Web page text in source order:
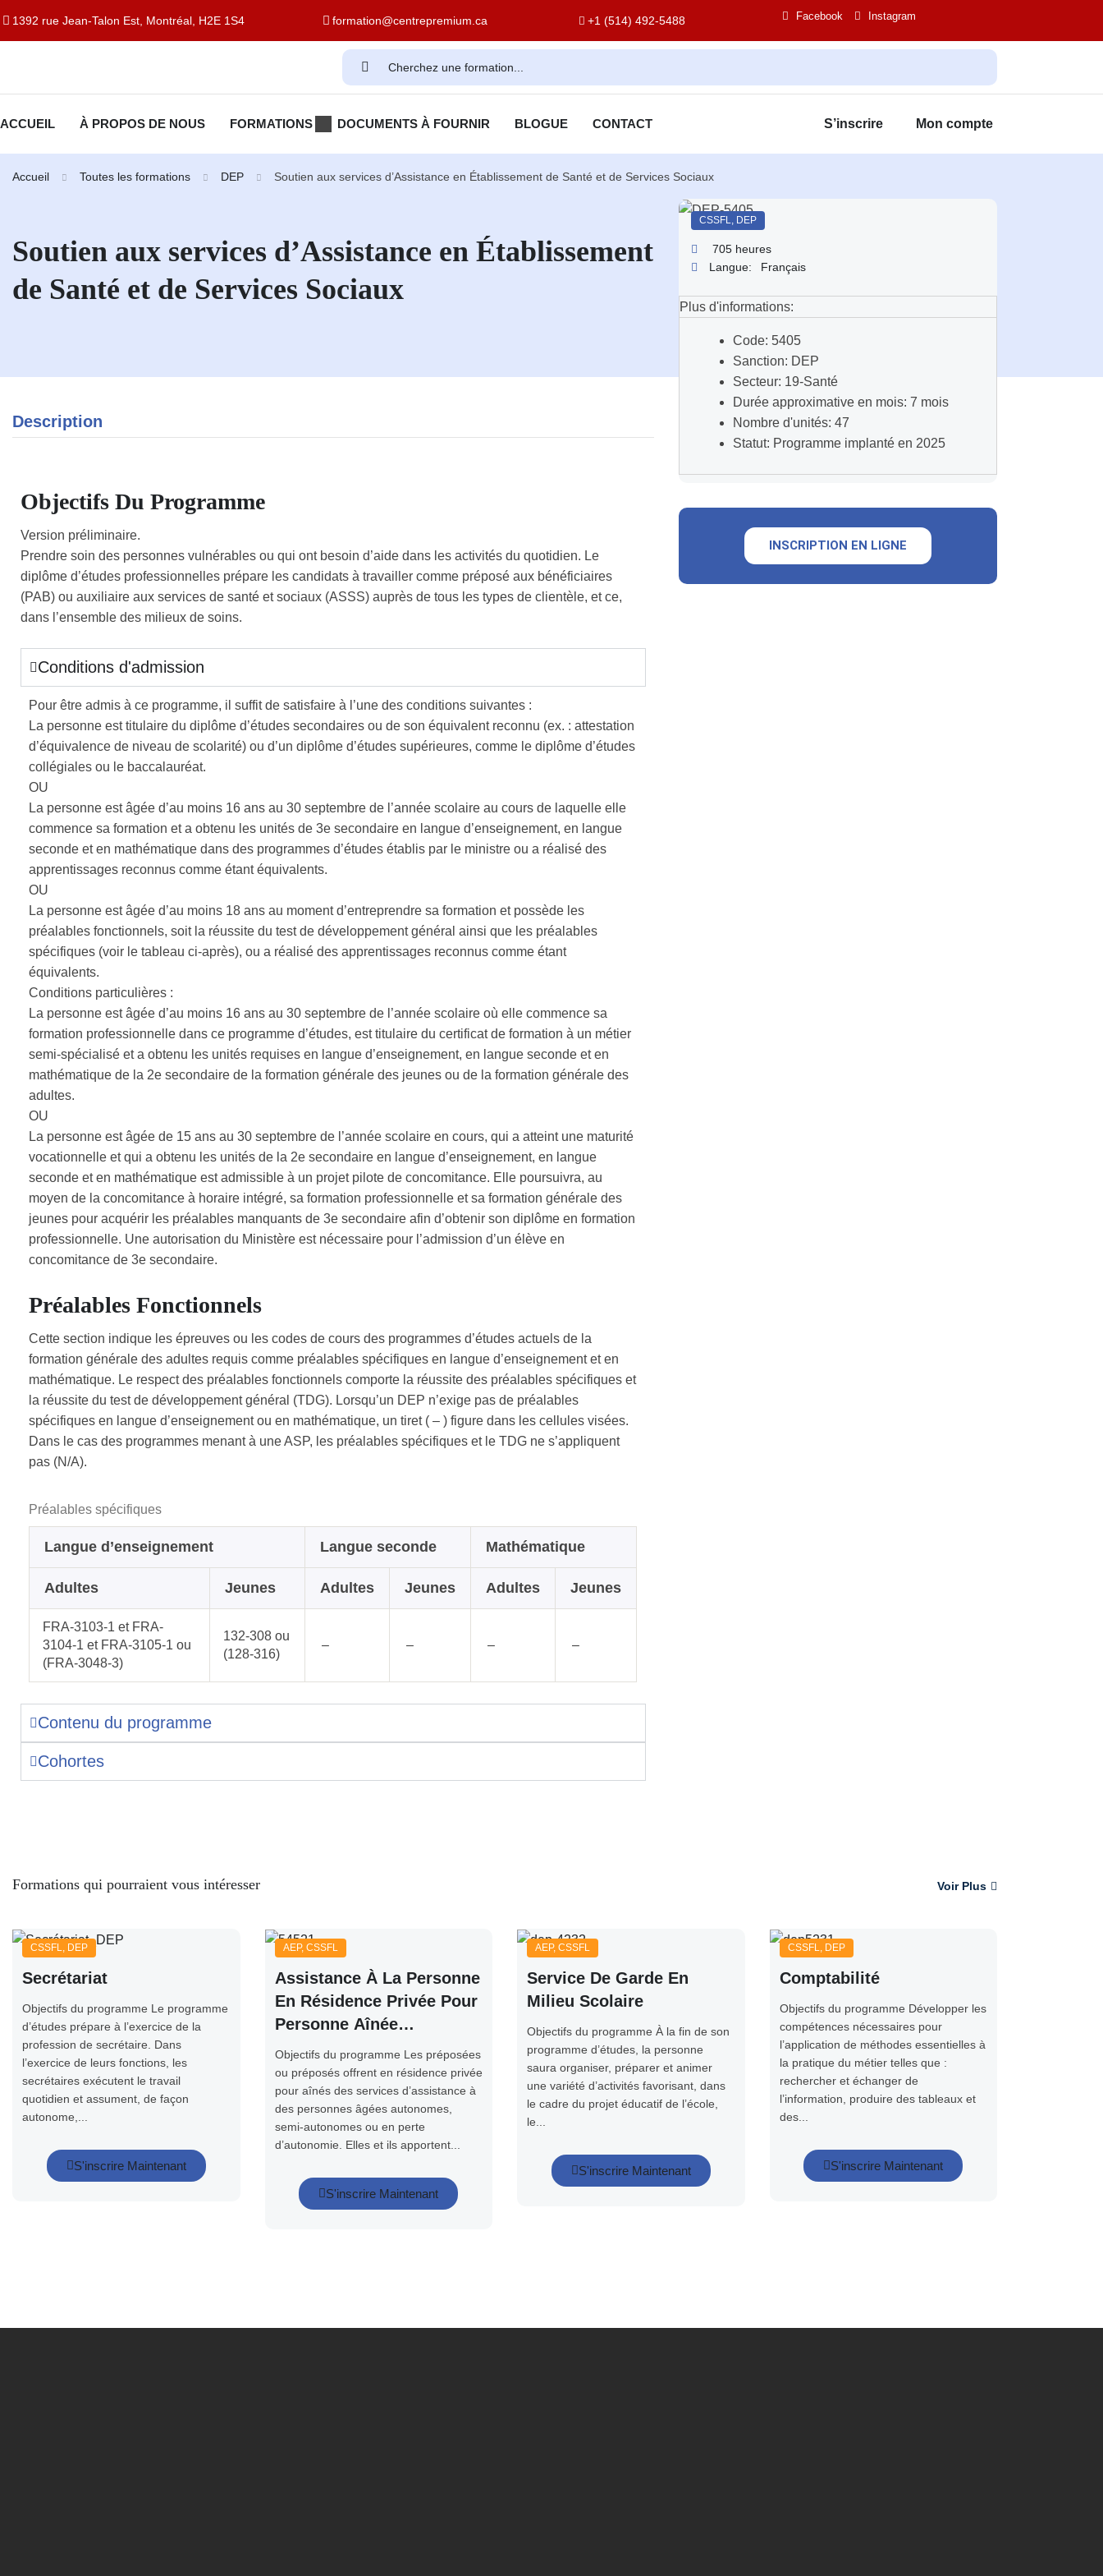
1392 rue Jean-Talon Est, Montréal, H2E 1S4 formation@centrepremium.ca +1 (514) 492-5488 Facebook Instagram
ACCUEIL À PROPOS DE NOUS FORMATIONS DOCUMENTS À FOURNIR BLOGUE CONTACT S’inscrire Mon compte
Accueil Toutes les formations DEP Soutien aux services d’Assistance en Établissement de Santé et de Services Sociaux
Soutien aux services d’Assistance en Établissement
de Santé et de Services Sociaux
Description
Objectifs Du Programme
Version préliminaire.
Prendre soin des personnes vulnérables ou qui ont besoin d’aide dans les activités du quotidien. Le
diplôme d’études professionnelles prépare les candidats à travailler comme préposé aux bénéficiaires
(PAB) ou auxiliaire aux services de santé et sociaux (ASSS) auprès de tous les types de clientèle, et ce,
dans l’ensemble des milieux de soins.
Conditions d'admission
Pour être admis à ce programme, il suffit de satisfaire à l’une des conditions suivantes :
La personne est titulaire du diplôme d’études secondaires ou de son équivalent reconnu (ex. : attestation
d’équivalence de niveau de scolarité) ou d’un diplôme d’études supérieures, comme le diplôme d’études
collégiales ou le baccalauréat.
OU
La personne est âgée d’au moins 16 ans au 30 septembre de l’année scolaire au cours de laquelle elle
commence sa formation et a obtenu les unités de 3e secondaire en langue d’enseignement, en langue
seconde et en mathématique dans des programmes d’études établis par le ministre ou a réalisé des
apprentissages reconnus comme étant équivalents.
OU
La personne est âgée d’au moins 18 ans au moment d’entreprendre sa formation et possède les
préalables fonctionnels, soit la réussite du test de développement général ainsi que les préalables
spécifiques (voir le tableau ci-après), ou a réalisé des apprentissages reconnus comme étant
équivalents.
Conditions particulières :
La personne est âgée d’au moins 16 ans au 30 septembre de l’année scolaire où elle commence sa
formation professionnelle dans ce programme d’études, est titulaire du certificat de formation à un métier
semi-spécialisé et a obtenu les unités requises en langue d’enseignement, en langue seconde et en
mathématique de la 2e secondaire de la formation générale des jeunes ou de la formation générale des
adultes.
OU
La personne est âgée de 15 ans au 30 septembre de l’année scolaire en cours, qui a atteint une maturité
vocationnelle et qui a obtenu les unités de la 2e secondaire en langue d’enseignement, en langue
seconde et en mathématique est admissible à un projet pilote de concomitance. Elle poursuivra, au
moyen de la concomitance à horaire intégré, sa formation professionnelle et sa formation générale des
jeunes pour acquérir les préalables manquants de 3e secondaire afin d’obtenir son diplôme en formation
professionnelle. Une autorisation du Ministère est nécessaire pour l’admission d’un élève en
concomitance de 3e secondaire.
Préalables Fonctionnels
Cette section indique les épreuves ou les codes de cours des programmes d’études actuels de la
formation générale des adultes requis comme préalables spécifiques en langue d’enseignement et en
mathématique. Le respect des préalables fonctionnels comporte la réussite des préalables spécifiques et
la réussite du test de développement général (TDG). Lorsqu’un DEP n’exige pas de préalables
spécifiques en langue d’enseignement ou en mathématique, un tiret ( – ) figure dans les cellules visées.
Dans le cas des programmes menant à une ASP, les préalables spécifiques et le TDG ne s’appliquent
pas (N/A).
Préalables spécifiques
Langue d’enseignement Langue seconde Mathématique
Adultes Jeunes Adultes Jeunes Adultes Jeunes
FRA-3103-1 et FRA-
3104-1 et FRA-3105-1 ou
(FRA-3048-3)
132-308 ou
(128-316)
– – – –
Contenu du programme
Cohortes
CSSFL, DEP
705 heures
Langue:
Français
Plus d'informations:
Code: 5405
Sanction: DEP
Secteur: 19-Santé
Durée approximative en mois: 7 mois
Nombre d'unités: 47
Statut: Programme implanté en 2025
INSCRIPTION EN LIGNE
Formations qui pourraient vous intéresser Voir Plus
CSSFL, DEP
Secrétariat
Objectifs du programme Le programme
d’études prépare à l’exercice de la
profession de secrétaire. Dans
l’exercice de leurs fonctions, les
secrétaires exécutent le travail
quotidien et assument, de façon
autonome,...
S'inscrire Maintenant
AEP, CSSFL
Assistance À La Personne
En Résidence Privée Pour
Personne Aînée
Autonome Et Semi-
Autonome
Objectifs du programme Les préposées
ou préposés offrent en résidence privée
pour aînés des services d’assistance à
des personnes âgées autonomes,
semi-autonomes ou en perte
d’autonomie. Elles et ils apportent...
S'inscrire Maintenant
AEP, CSSFL
Service De Garde En
Milieu Scolaire
Objectifs du programme À la fin de son
programme d’études, la personne
saura organiser, préparer et animer
une variété d’activités favorisant, dans
le cadre du projet éducatif de l’école,
le...
S'inscrire Maintenant
CSSFL, DEP
Comptabilité
Objectifs du programme Développer les
compétences nécessaires pour
l’application de méthodes essentielles à
la pratique du métier telles que :
rechercher et échanger de
l’information, produire des tableaux et
des...
S'inscrire Maintenant